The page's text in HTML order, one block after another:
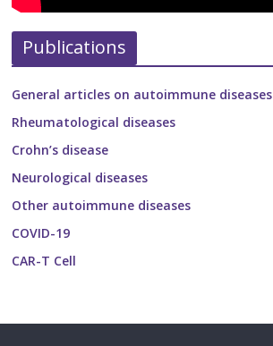
Publications
General articles on autoimmune diseases
Rheumatological diseases
Crohn’s disease
Neurological diseases
Other autoimmune diseases
COVID-19
CAR-T Cell